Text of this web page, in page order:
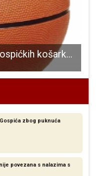
Odličan početak mladih gospićkih košarkašica na turniru prvenstva Hrvatske u Gospiću
zbog puknuća
povezana s nalazima s